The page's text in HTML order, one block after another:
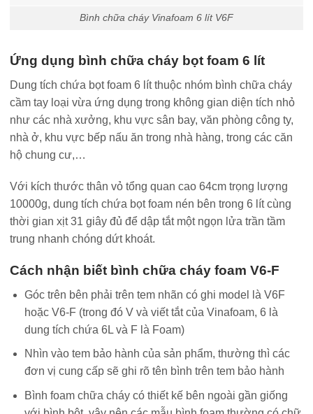
Bình chữa cháy Vinafoam 6 lít V6F
Ứng dụng bình chữa cháy bọt foam 6 lít
Dung tích chứa bọt foam 6 lít thuộc nhóm bình chữa cháy
cầm tay loại vừa ứng dụng trong không gian diện tích nhỏ
như các nhà xưởng, khu vực sân bay, văn phòng công ty,
nhà ở, khu vực bếp nấu ăn trong nhà hàng, trong các căn
hộ chung cư,…
Với kích thước thân vỏ tổng quan cao 64cm trọng lượng
10000g, dung tích chứa bọt foam nén bên trong 6 lít cùng
thời gian xịt 31 giây đủ để dập tắt một ngọn lửa trần tầm
trung nhanh chóng dứt khoát.
Cách nhận biết bình chữa cháy foam V6-F
Góc trên bên phải trên tem nhãn có ghi model là V6F
hoặc V6-F (trong đó V và viết tắt của Vinafoam, 6 là
dung tích chứa 6L và F là Foam)
Nhìn vào tem bảo hành của sản phẩm, thường thì các
đơn vị cung cấp sẽ ghi rõ tên bình trên tem bảo hành
Bình foam chữa cháy có thiết kế bên ngoài gần giống